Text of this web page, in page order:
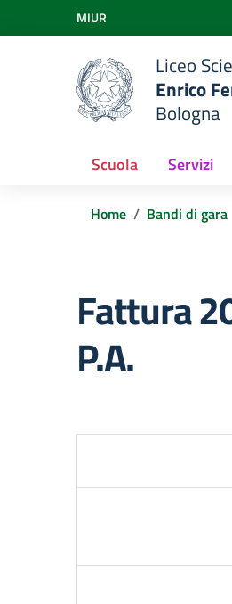
Vai ai contenuti
Vai al menu di navigazione
Vai al footer
MIUR
Liceo
Enrico
Bologna
Scuola Servizi
Home Bandi di gara
Fattura
P.A.